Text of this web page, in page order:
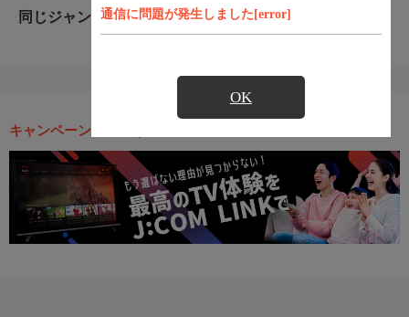
通信に問題が発生しました[error]
OK
同じジャンルのおすすめ番組
キャンペーン・お得な情報